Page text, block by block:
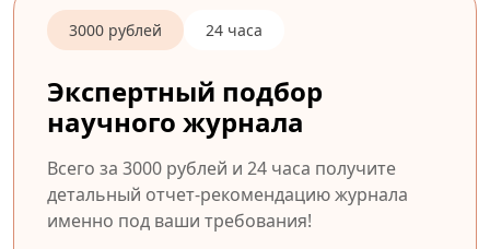
3000 рублей 24 часа
Экспертный подбор
научного журнала
Всего за 3000 рублей и 24 часа получите
детальный отчет-рекомендацию журнала
именно под ваши требования!